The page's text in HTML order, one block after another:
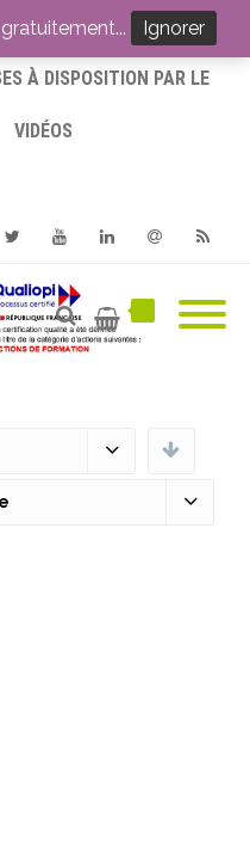
À DISPOSITION PAR LE
VIDÉOS
Youtube
Ignorer